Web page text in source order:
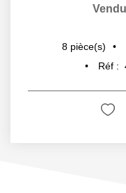
Vendu
8 pièce(s)
Réf :